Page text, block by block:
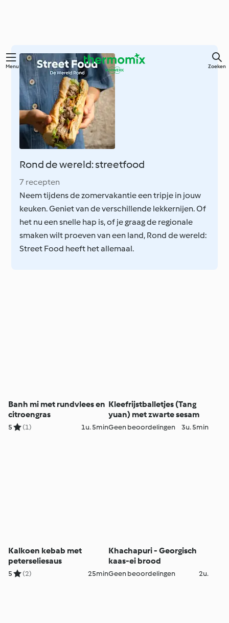
Overslaan
hoofdinhoud
Menu Zoeken
Rond de wereld: streetfood
7 recepten
Neem tijdens de zomervakantie een tripje in jouw
keuken. Geniet van de verschillende lekkernijen. Of
het nu een snelle hap is, of je graag de regionale
smaken wilt proeven van een land, Rond de wereld:
Street Food heeft het allemaal.
Banh mi met rundvlees en
citroengras
5 (1) 1u. 5min
Kleefrijstballetjes (Tang
yuan) met zwarte sesam
Geen beoordelingen 3u. 5min
Kalkoen kebab met
peterseliesaus
5 (2) 25min
Khachapuri - Georgisch
kaas-ei brood
Geen beoordelingen 2u.